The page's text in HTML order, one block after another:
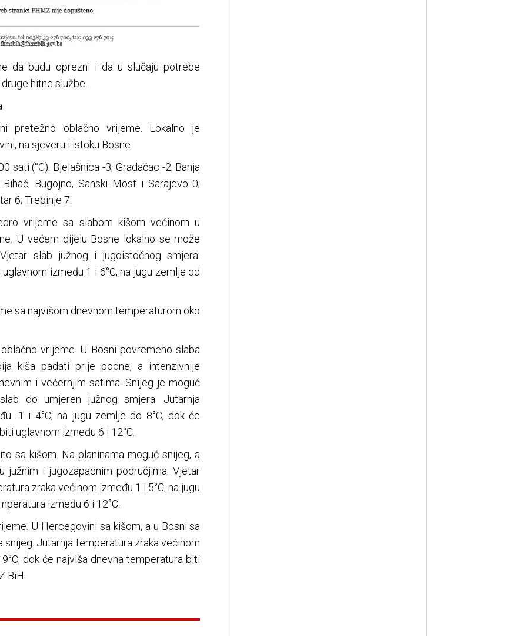
da budu oprezni i da u slučaju potrebe
hitne službe.
pretežno oblačno vrijeme. Lokalno je
na sjeveru i istoku Bosne.
sati (°C): Bjelašnica -3; Gradačac -2; Banja
Bugojno, Sanski Most i Sarajevo 0;
6; Trebinje 7.
vrijeme sa slabom kišom većinom u
U većem dijelu Bosne lokalno se može
slab južnog i jugoistočnog smjera.
između 1 i 6°C, na jugu zemlje od
sa najvišom dnevnom temperaturom oko
vrijeme. U Bosni povremeno slaba
kiša padati prije podne, a intenzivnije
i večernjim satima. Snijeg je moguć
do umjeren južnog smjera. Jutarnja
-1 i 4°C, na jugu zemlje do 8°C, dok će
uglavnom između 6 i 12°C.
sa kišom. Na planinama moguć snijeg, a
južnim i jugozapadnim područjima. Vjetar
zraka većinom između 1 i 5°C, na jugu
između 6 i 12°C.
U Hercegovini sa kišom, a u Bosni sa
snijeg. Jutarnja temperatura zraka većinom
dok će najviša dnevna temperatura biti
BiH.